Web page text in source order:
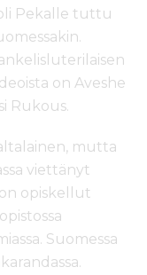
Pekalle tuttu
on Aveshe
Rukous.
mutta
viettänyt
opiskellut
Suomessa